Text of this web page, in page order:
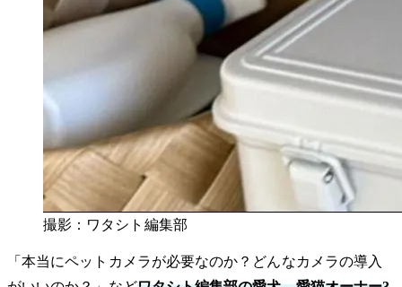
撮影：ワタシト編集部
「本当にペットカメラが必要なのか？どんなカメラの導入